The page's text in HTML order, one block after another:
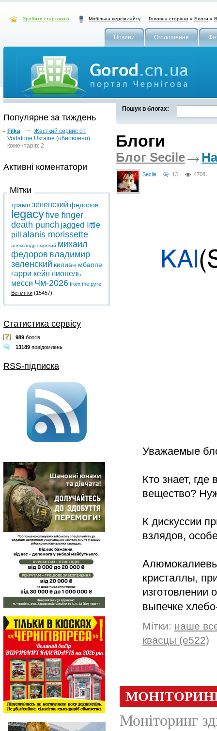
Зробити стартовою Мобільна версія сайту Головна сторінка » Блоги »
Новини Оголошення
Пошук в блогах:
Блоги
Блог Secile
Secile 13 4708
Уважаемые
Кто знает, где
вещество?
К дискуссии
взлядов,
кристаллы,
изготовлении
выпечке
Мітки: наше
квасцы (е522)
Популярне за тиждень
Filka
Жесткий сервис от
Vodafone Ukraine (обновлено)
коментарів: 2
Активні коментатори
Мітки
трамп зеленский федоров
legacyfive finger
death punch jagged little
pill
alanis morissette
александр сырский михаил
федоров владимир
зеленский килиан мбаппе
гарри кейн лионель
месси Чм-2026 from the pyre
Всі мітки (15457)
Статистика сервісу
989 блогів
13189 повідомлень
RSS-підписка